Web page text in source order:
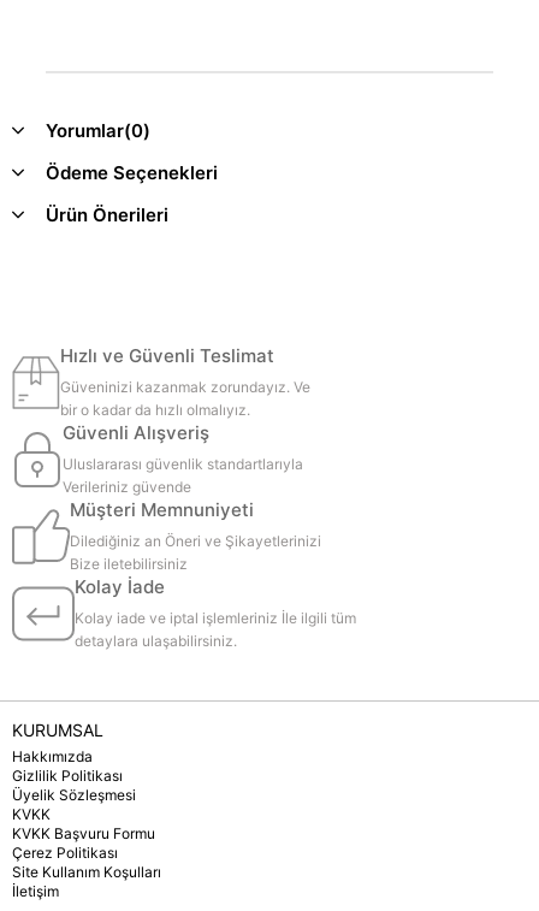
Yorumlar(0)
Ödeme Seçenekleri
Ürün Önerileri
Hızlı ve Güvenli Teslimat
Güveninizi kazanmak zorundayız. Ve
bir o kadar da hızlı olmalıyız.
Güvenli Alışveriş
Uluslararası güvenlik standartlarıyla
Verileriniz güvende
Müşteri Memnuniyeti
Dilediğiniz an Öneri ve Şikayetlerinizi
Bize iletebilirsiniz
Kolay İade
Kolay iade ve iptal işlemleriniz İle ilgili tüm
detaylara ulaşabilirsiniz.
KURUMSAL
Hakkımızda
Gizlilik Politikası
Üyelik Sözleşmesi
KVKK
KVKK Başvuru Formu
Çerez Politikası
Site Kullanım Koşulları
İletişim